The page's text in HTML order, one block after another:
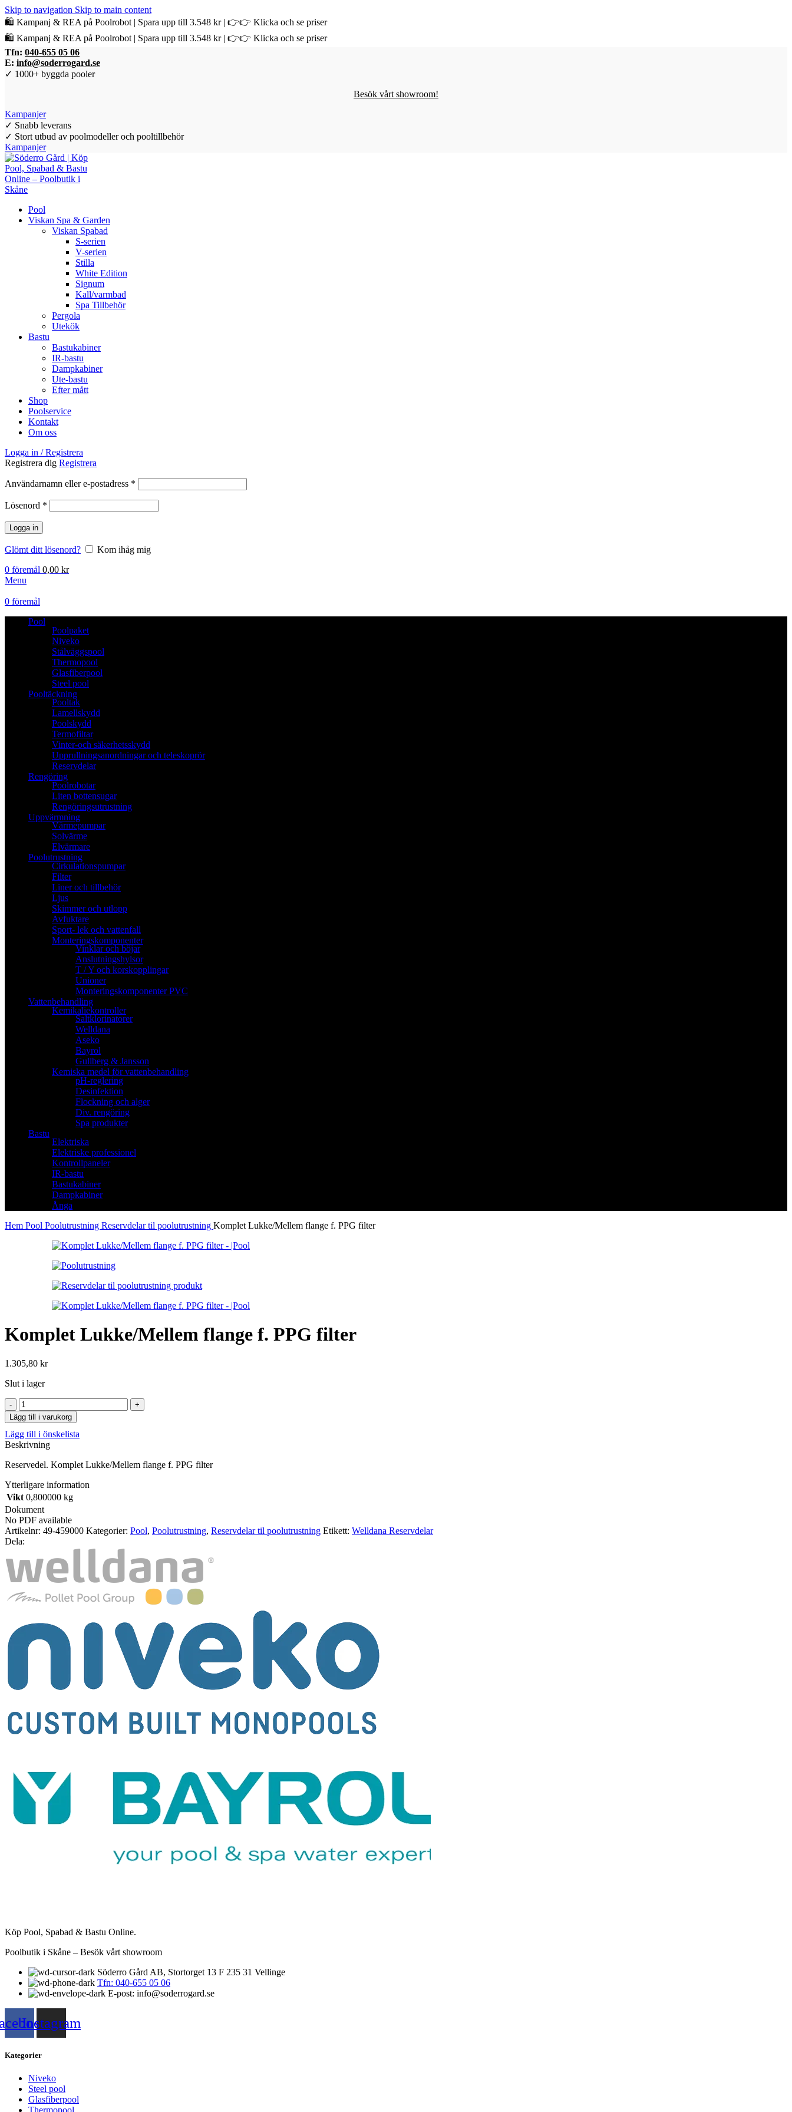
Skip to navigation Skip to main content
🛍️ Kampanj & REA på Poolrobot | Spara upp till 3.548 kr | 👉👉 Klicka och se priser
🛍️ Kampanj & REA på Poolrobot | Spara upp till 3.548 kr | 👉👉 Klicka och se priser
Tfn: 040-655 05 06
E: info@soderrogard.se
✓ 1000+ byggda pooler
Besök vårt showroom!
Kampanjer
✓ Snabb leverans
✓ Stort utbud av poolmodeller och pooltillbehör
Kampanjer
Pool
Viskan Spa & Garden
Viskan Spabad
S-serien
V-serien
Stilla
White Edition
Signum
Kall/varmbad
Spa Tillbehör
Pergola
Utekök
Bastu
Bastukabiner
IR-bastu
Dampkabiner
Ute-bastu
Efter mått
Shop
Poolservice
Kontakt
Om oss
Logga in / Registrera
Registrera dig Registrera
Användarnamn eller e-postadress *
Lösenord *
Logga in
Glömt ditt lösenord?
Kom ihåg mig
0 föremål 0,00 kr
Menu
0 föremål
Pool
Poolpaket
Niveko
Stålväggspool
Thermopool
Glasfiberpool
Steel pool
Pooltäckning
Pooltak
Lamellskydd
Poolskydd
Termofiltar
Vinter-och säkerhetsskydd
Upprullningsanordningar och teleskoprör
Reservdelar
Rengöring
Poolrobotar
Liten bottensugar
Rengöringsutrustning
Uppvärmning
Värmepumpar
Solvärme
Elvärmare
Poolutrustning
Cirkulationspumpar
Filter
Liner och tillbehör
Ljus
Skimmer och utlopp
Avfuktare
Sport- lek och vattenfall
Monteringskomponenter
Vinklar och böjar
Anslutningshylsor
T / Y och korskopplingar
Unioner
Monteringskomponenter PVC
Vattenbehandling
Kemikaliekontroller
Saltklorinatorer
Welldana
Aseko
Bayrol
Gullberg & Jansson
Kemiska medel för vattenbehandling
pH-reglering
Desinfektion
Flockning och alger
Div. rengöring
Spa produkter
Bastu
Elektriska
Elektriske professionel
Kontrollpaneler
IR-bastu
Bastukabiner
Dampkabiner
Ånga
Hem Pool Poolutrustning Reservdelar til poolutrustning Komplet Lukke/Mellem flange f. PPG filter
Komplet Lukke/Mellem flange f. PPG filter
1.305,80 kr
Slut i lager
Komplet
Lukke/Mellem
flange
f.
PPG
mängd
Lägg till i varukorg
Lägg till i önskelista
Beskrivning
Reservedel. Komplet Lukke/Mellem flange f. PPG filter
Ytterligare information
Vikt 0,800000 kg
Dokument
No PDF available
Artikelnr: 49-459000 Kategorier: Pool, Poolutrustning, Reservdelar til poolutrustning Etikett: Welldana Reservdelar
Dela:
Köp Pool, Spabad & Bastu Online.
Poolbutik i Skåne – Besök vårt showroom
Söderro Gård AB, Stortorget 13 F 235 31 Vellinge
Tfn: 040-655 05 06
E-post: info@soderrogard.se
Instagram
Kategorier
Niveko
Steel pool
Glasfiberpool